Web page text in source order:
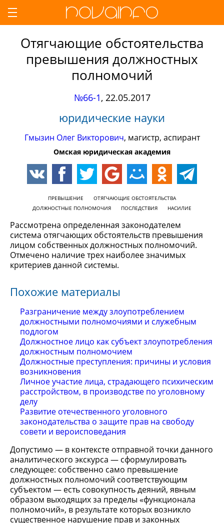
Отягчающие обстоятельства
превышения должностных
полномочий
№66-1, 22.05.2017
юридические науки
Гмызин Олег Викторович, магистр, аспирант
Омская юридическая академия
ПРЕВЫШЕНИЕ
ОТЯГЧАЮЩИЕ ОБСТОЯТЕЛЬСТВА
ДОЛЖНОСТНЫЕ ПОЛНОМОЧИЯ
ПОСЛЕДСТВИЯ НАСИЛИЕ
Рассмотрена определенная законодателем
система отягчающих обстоятельств превышения
лицом собственных должностных полномочий.
Отмечено наличие трех наиболее значимых
критериев данной системы.
Похожие материалы
Разграничение между злоупотреблением
должностными полномочиями и служебным
подлогом
Должностное лицо как субъект злоупотребления
должностным полномочием
Должностные преступления: причины и условия
возникновения
Личное участие лица, страдающего психическим
расстройством, в производстве по уголовному
делу
Развитие отечественного уголовного
законодательства о защите прав на свободу
совети и вероисповедания
Допустимо — в контексте отправной точки данного
аналитического экскурса — сформулировать
следующее: собственно само превышение
должностных полномочий соответствующим
субъектом — есть совокупность деяний, явным
образом выходящих за пределы «функционала
полномочий», в результате которых возникло
существенное нарушение прав и законных